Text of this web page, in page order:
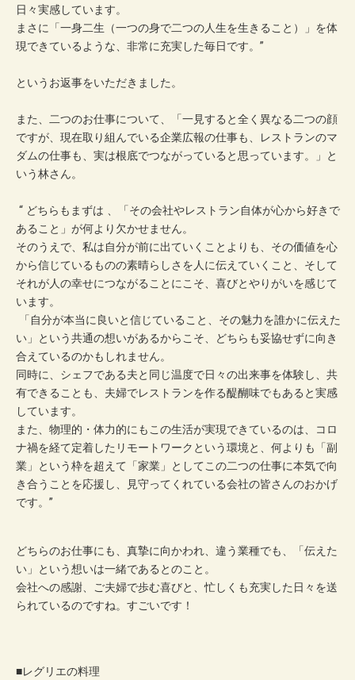
日々実感しています。
まさに「一身二生（一つの身で二つの人生を生きること）」を体
現できているような、非常に充実した毎日です。”
というお返事をいただきました。
また、二つのお仕事について、「一見すると全く異なる二つの顔
ですが、現在取り組んでいる企業広報の仕事も、レストランのマ
ダムの仕事も、実は根底でつながっていると思っています。」と
いう林さん。
“ どちらもまずは 、「その会社やレストラン自体が心から好きで
あること」が何より欠かせません。
そのうえで、私は自分が前に出ていくことよりも、その価値を心
から信じているものの素晴らしさを人に伝えていくこと、そして
それが人の幸せにつながることにこそ、喜びとやりがいを感じて
います。
「自分が本当に良いと信じていること、その魅力を誰かに伝えた
い」という共通の想いがあるからこそ、どちらも妥協せずに向き
合えているのかもしれません。
同時に、シェフである夫と同じ温度で日々の出来事を体験し、共
有できることも、夫婦でレストランを作る醍醐味でもあると実感
しています。
また、物理的・体力的にもこの生活が実現できているのは、コロ
ナ禍を経て定着したリモートワークという環境と、何よりも「副
業」という枠を超えて「家業」としてこの二つの仕事に本気で向
き合うことを応援し、見守ってくれている会社の皆さんのおかげ
です。”
どちらのお仕事にも、真摯に向かわれ、違う業種でも、「伝えた
い」という想いは一緒であるとのこと。
会社への感謝、ご夫婦で歩む喜びと、忙しくも充実した日々を送
られているのですね。すごいです！
■レグリエの料理